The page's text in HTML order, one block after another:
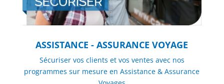
ASSISTANCE - ASSURANCE VOYAGE
Sécuriser vos clients et vos ventes avec nos
programmes sur mesure en Assistance & Assurance